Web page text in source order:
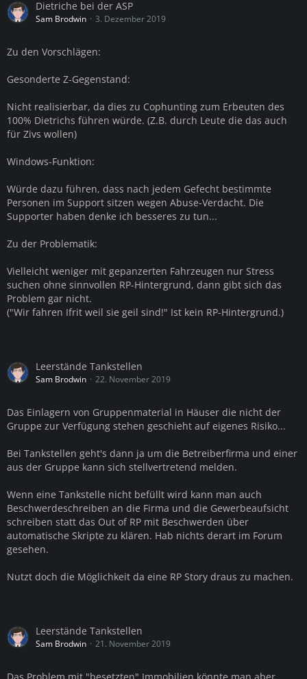
Dietriche bei der ASP
Sam Brodwin 3. Dezember 2019
Zu den Vorschlägen:
Gesonderte Z-Gegenstand:
Nicht realisierbar, da dies zu Cophunting zum Erbeuten des
100% Dietrichs führen würde. (Z.B. durch Leute die das auch
für Zivs wollen)
Windows-Funktion:
Würde dazu führen, dass nach jedem Gefecht bestimmte
Personen im Support sitzen wegen Abuse-Verdacht. Die
Supporter haben denke ich besseres zu tun...
Zu der Problematik:
Vielleicht weniger mit gepanzerten Fahrzeugen nur Stress
suchen ohne sinnvollen RP-Hintergrund, dann gibt sich das
Problem gar nicht.
("Wir fahren Ifrit weil sie geil sind!" Ist kein RP-Hintergrund.)
Leerstände Tankstellen
Sam Brodwin 22. November 2019
Das Einlagern von Gruppenmaterial in Häuser die nicht der
Gruppe zur Verfügung stehen geschieht auf eigenes Risiko...
Bei Tankstellen geht's dann ja um die Betreiberfirma und einer
aus der Gruppe kann sich stellvertretend melden.
Wenn eine Tankstelle nicht befüllt wird kann man auch
Beschwerdeschreiben an die Firma und die Gewerbeaufsicht
schreiben statt das Out of RP mit Beschwerden über
automatische Skripte zu klären. Hab nichts derart im Forum
gesehen.
Nutzt doch die Möglichkeit da eine RP Story draus zu machen.
Leerstände Tankstellen
Sam Brodwin 21. November 2019